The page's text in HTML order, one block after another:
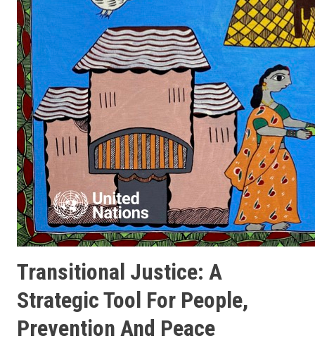
Transitional Justice: A
Strategic Tool For People,
Prevention And Peace